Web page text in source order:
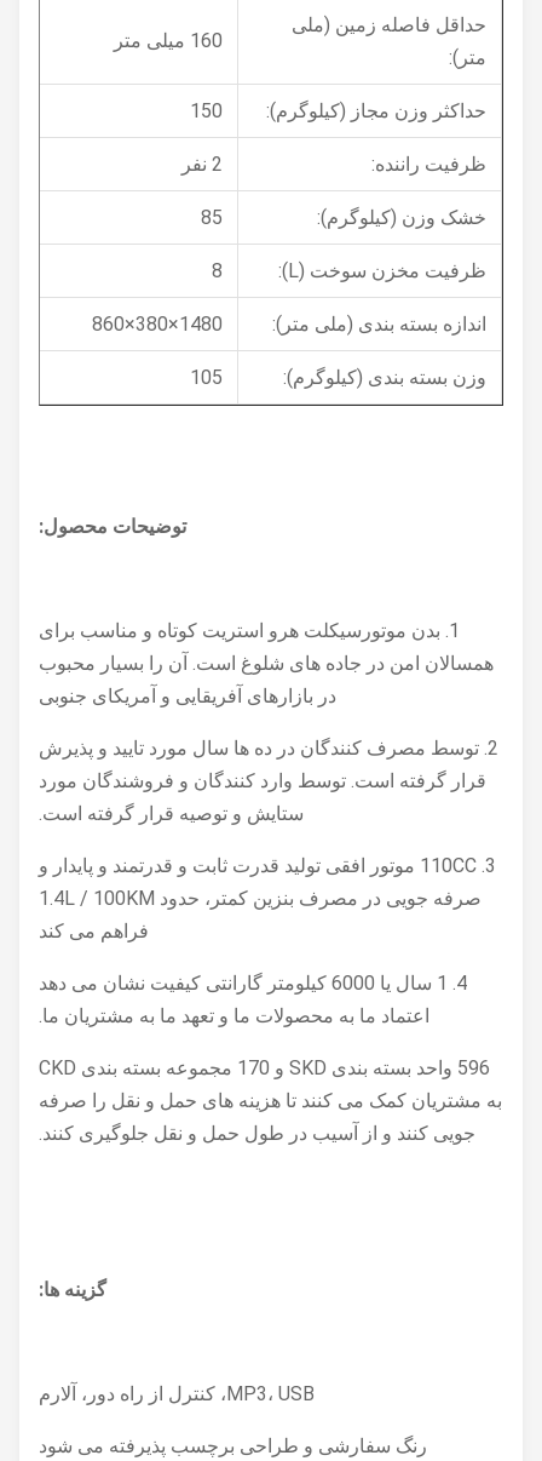
حداقل فاصله زمین (ملی
حداکثر وزن مجاز (کیلوگرم):
ظرفیت راننده:
خشک وزن (کیلوگرم):
ظرفیت مخزن سوخت (L):
اندازه بسته بندی (ملی متر): 1480×380×860
وزن بسته بندی (کیلوگرم):
توضیحات محصول:
1. بدن موتورسیکلت هرو استریت کوتاه و مناسب برای
همسالان امن در جاده های شلوغ است. آن را بسیار محبوب
در بازارهای آفریقایی و آمریکای جنوبی
2. توسط مصرف کنندگان در ده ها سال مورد تایید و پذیرش
قرار گرفته است. توسط وارد کنندگان و فروشندگان مورد
ستایش و توصیه قرار گرفته است.
3. 110CC موتور افقی تولید قدرت ثابت و قدرتمند و پایدار و
صرفه جویی در مصرف بنزین کمتر، حدود 1.4L / 100KM
فراهم می کند
4. 1 سال یا 6000 کیلومتر گارانتی کیفیت نشان می دهد
اعتماد ما به محصولات ما و تعهد ما به مشتریان ما.
596 واحد بسته بندی SKD و 170 مجموعه بسته بندی CKD
به مشتریان کمک می کنند تا هزینه های حمل و نقل را صرفه
جویی کنند و از آسیب در طول حمل و نقل جلوگیری کنند.
گزینه ها:
MP3، USB، کنترل از راه دور، آلارم
رنگ سفارشی و طراحی برچسب پذیرفته می شود